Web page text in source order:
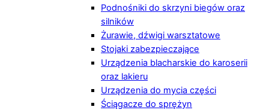
Podnośniki do skrzyni biegów oraz
silników
Żurawie, dźwigi warsztatowe
Stojaki zabezpieczające
Urządzenia blacharskie do karoserii
oraz lakieru
Urządzenia do mycia części
Ściągacze do sprężyn